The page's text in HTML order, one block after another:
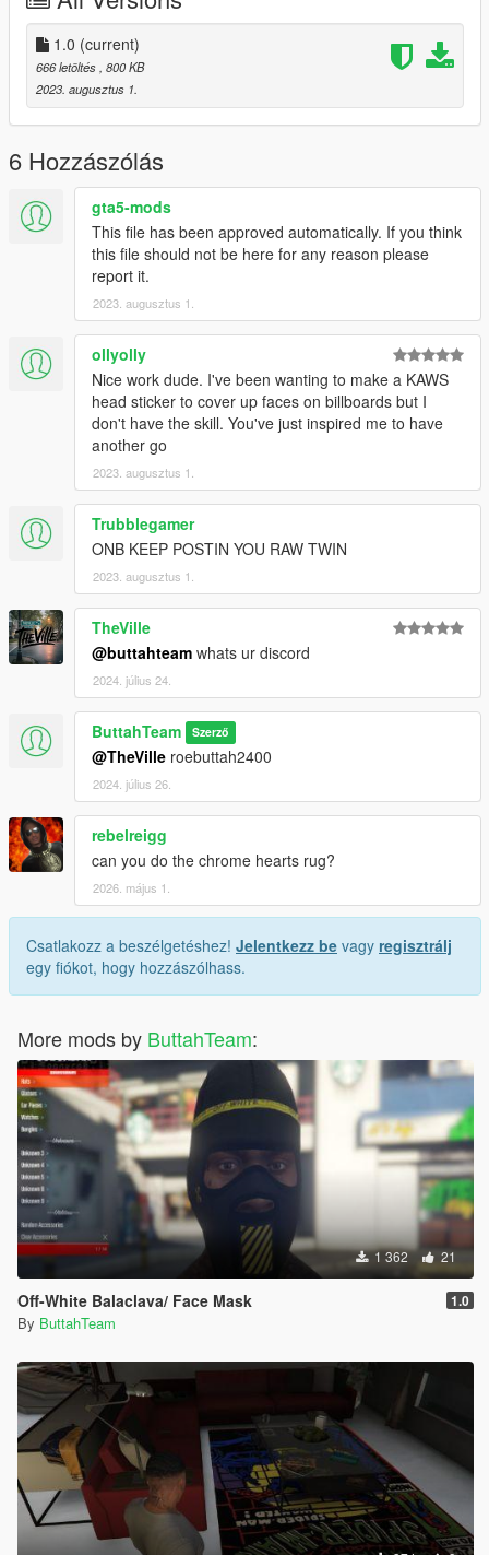
1.0 (current)
666 letöltés , 800 KB
2023. augusztus 1.
6 Hozzászólás
gta5-mods
This file has been approved automatically. If you think
this file should not be here for any reason please
report it.
2023. augusztus 1.
ollyolly
Nice work dude. I've been wanting to make a KAWS
head sticker to cover up faces on billboards but I
don't have the skill. You've just inspired me to have
another go
2023. augusztus 1.
Trubblegamer
ONB KEEP POSTIN YOU RAW TWIN
2023. augusztus 1.
TheVille
@buttahteam whats ur discord
2024. július 24.
ButtahTeam Szerző
@TheVille roebuttah2400
2024. július 26.
rebelreigg
can you do the chrome hearts rug?
2026. május 1.
Csatlakozz a beszélgetéshez! Jelentkezz be vagy regisztrálj
egy fiókot, hogy hozzászólhass.
More mods by ButtahTeam:
1 362 21
Off-White Balaclava/ Face Mask 1.0
By ButtahTeam